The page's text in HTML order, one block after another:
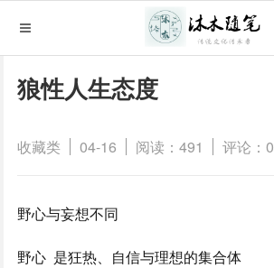
狼性人生态度
收藏类 04-16 阅读：491 评论：0
野心与妄想不同
野心 是狂热、自信与理想的集合体